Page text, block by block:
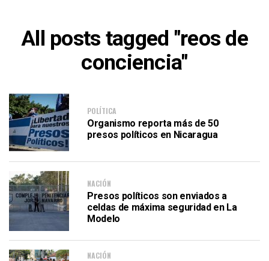
All posts tagged "reos de
conciencia"
POLÍTICA
Organismo reporta más de 50
presos políticos en Nicaragua
NACIÓN
Presos políticos son enviados a
celdas de máxima seguridad en La
Modelo
NACIÓN